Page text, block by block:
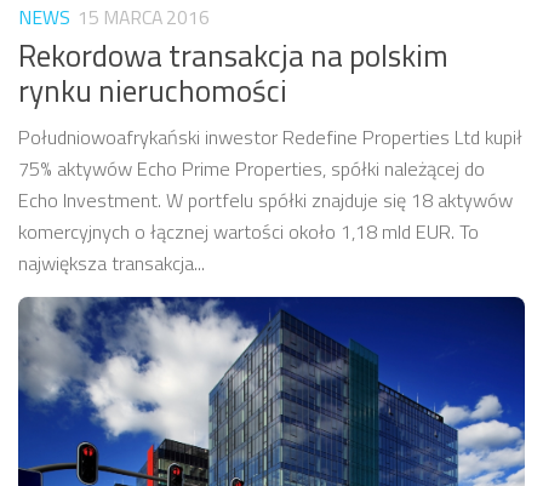
NEWS 15 MARCA 2016
Rekordowa transakcja na polskim
rynku nieruchomości
Południowoafrykański inwestor Redefine Properties Ltd kupił
75% aktywów Echo Prime Properties, spółki należącej do
Echo Investment. W portfelu spółki znajduje się 18 aktywów
komercyjnych o łącznej wartości około 1,18 mld EUR. To
największa transakcja...